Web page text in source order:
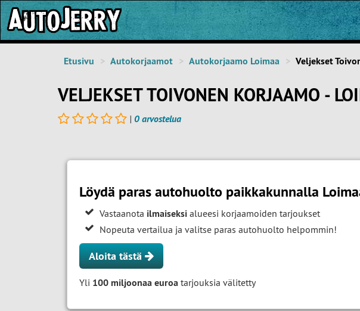
Etusivu Autokorjaamot Autokorjaamo Loimaa Veljekset
VELJEKSET TOIVONEN KORJAAMO -
| 0 arvostelua
Löydä paras autohuolto paikkakunnalla
Vastaanota ilmaiseksi alueesi korjaamoiden tarjoukset
Nopeuta vertailua ja valitse paras autohuolto helpommin!
Aloita tästä
Yli 100 miljoonaa euroa tarjouksia välitetty